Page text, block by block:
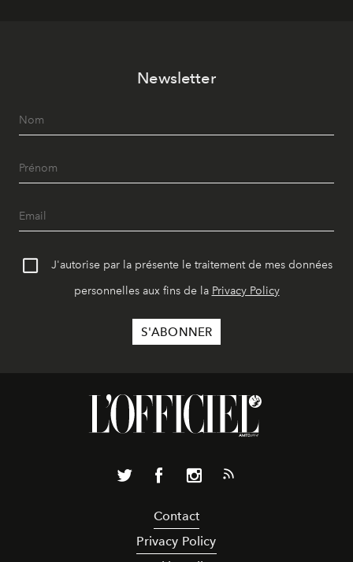
Newsletter
J'autorise par la présente le traitement de mes données
personnelles aux fins de la Privacy Policy
Contact
Privacy Policy